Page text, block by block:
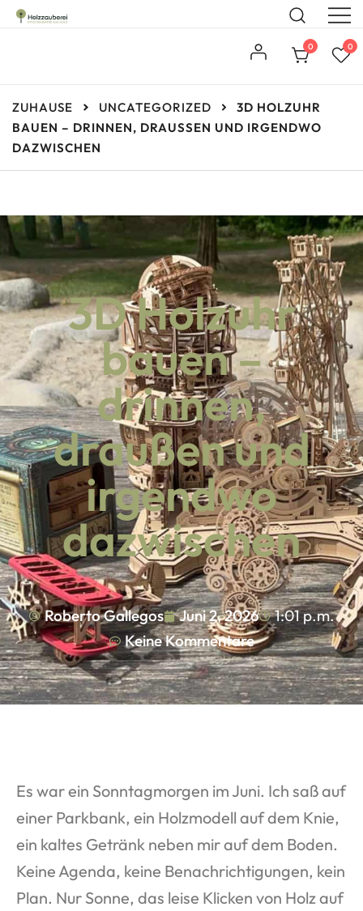
0 0
ZUHAUSE UNCATEGORIZED
3D HOLZUHR
BAUEN – DRINNEN, DRAUSSEN UND IRGENDWO D
AZWISCHEN
3D Holzuhr
bauen –
drinnen,
draußen und
irgendwo
dazwischen
Roberto Gallegos Juni 2, 2026
1:01 p.m.
Keine Kommentare
Es war ein Sonntagmorgen im Juni. Ich saß auf
einer Parkbank, ein Holzmodell auf dem Knie,
ein kaltes Getränk neben mir auf dem Boden.
Keine Agenda, keine Benachrichtigungen, kein
Plan. Nur Sonne, das leise Klicken von Holz auf